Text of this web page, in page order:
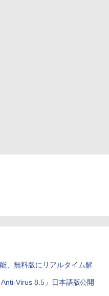
、無料版にリアルタイム解
Virus 8.5」日本語版公開